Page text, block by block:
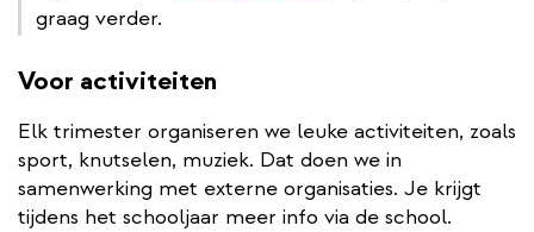
graag verder.
Voor activiteiten
Elk trimester organiseren we leuke activiteiten, zoals
sport, knutselen, muziek. Dat doen we in
samenwerking met externe organisaties. Je krijgt
tijdens het schooljaar meer info via de school.